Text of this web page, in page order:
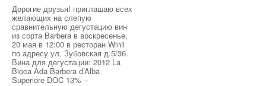
Дорогие друзья! приглашаю всех
желающих на слепую
сравнительную дегустацию вин
из сорта Barbera в воскресенье,
20 мая в 12:00 в ресторан Winil
по адресу ул. Зубовская д.5/36.
Вина для дегустации: 2012 La
Bioca Ada Barbera d’Alba
Superiore DOC 13% –